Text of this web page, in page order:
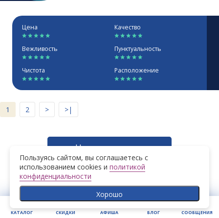
Цена Качество
Вежливость Пунктуальность
Чистота Расположение
1 2 > >|
Написать отзыв
КАТАЛОГ СКИДКИ АФИША БЛОГ СООБЩЕНИЯ
Пользуясь сайтом, вы соглашаетесь с
использованием cookies и политикой
конфиденциальности
Хорошо